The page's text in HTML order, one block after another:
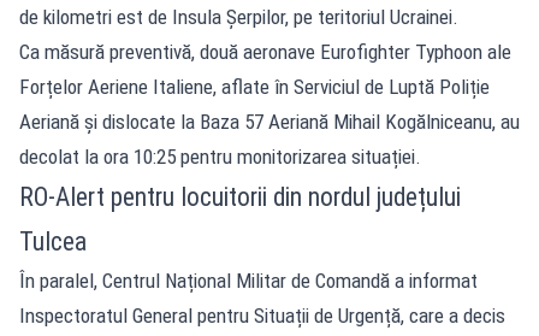
de kilometri est de Insula Șerpilor, pe teritoriul Ucrainei.
Ca măsură preventivă, două aeronave Eurofighter Typhoon ale
Forțelor Aeriene Italiene, aflate în Serviciul de Luptă Poliție
Aeriană și dislocate la Baza 57 Aeriană Mihail Kogălniceanu, au
decolat la ora 10:25 pentru monitorizarea situației.
RO-Alert pentru locuitorii din nordul județului
Tulcea
În paralel, Centrul Național Militar de Comandă a informat
Inspectoratul General pentru Situații de Urgență, care a decis